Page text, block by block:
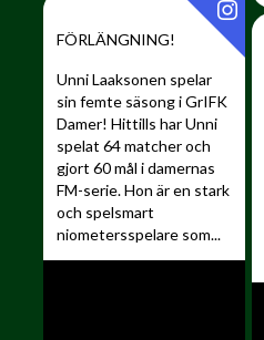
FÖRLÄNGNING!
Unni Laaksonen spelar
sin femte säsong i GrIFK
Damer! Hittills har Unni
spelat 64 matcher och
gjort 60 mål i damernas
FM-serie. Hon är en stark
och spelsmart
niometersspelare som...